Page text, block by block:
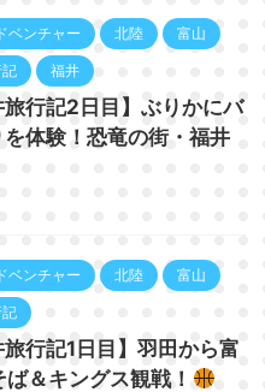
ベンチャー 北陸 富山
福井
旅行記2日目】ぶりかにバ
体験！恐竜の街・福井
ベンチャー 北陸 富山
旅行記1日目】羽田から富
ば＆キングス観戦！